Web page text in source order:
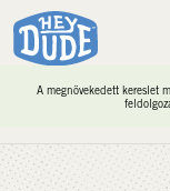
A megnövekedett kereslet